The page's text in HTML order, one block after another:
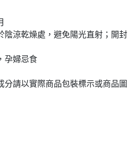
陰涼乾燥處，避免陽光直射；開封
孕婦忌食
分請以實際商品包裝標示或商品圖